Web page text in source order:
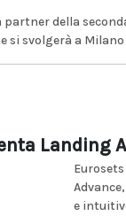
partner della
si svolgerà a Milano
Landing
e